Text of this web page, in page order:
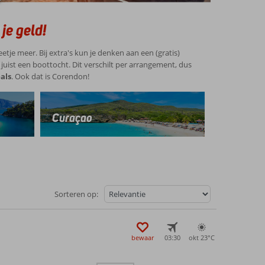
geld!
meer. Bij extra's kun je denken aan een (gratis)
een boottocht. Dit verschilt per arrangement, dus
. Ook dat is Corendon!
Curaçao
Sorteren op:
bewaar 03:30 okt 23°C